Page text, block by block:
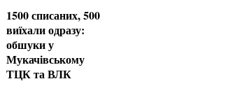
1500 списаних, 500
виїхали одразу:
обшуки у
Мукачівському
ТЦК та ВЛК